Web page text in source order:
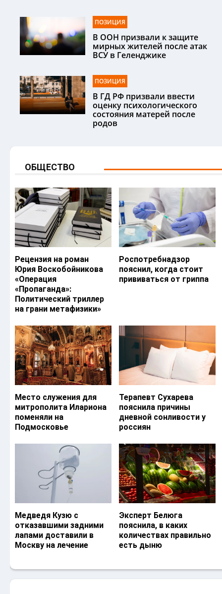
ПОЗИЦИЯ
В ООН призвали к защите
мирных жителей после атак
ВСУ в Геленджике
ПОЗИЦИЯ
В ГД РФ призвали ввести
оценку психологического
состояния матерей после
родов
ОБЩЕСТВО
Рецензия на роман
Юрия Воскобойникова
«Операция
«Пропаганда»:
Политический триллер
на грани метафизики»
Роспотребнадзор
пояснил, когда стоит
прививаться от гриппа
Место служения для
митрополита Илариона
поменяли на
Подмосковье
Терапевт Сухарева
пояснила причины
дневной сонливости у
россиян
Медведя Кузю с
отказавшими задними
лапами доставили в
Москву на лечение
Эксперт Белюга
пояснила, в каких
количествах правильно
есть дыню